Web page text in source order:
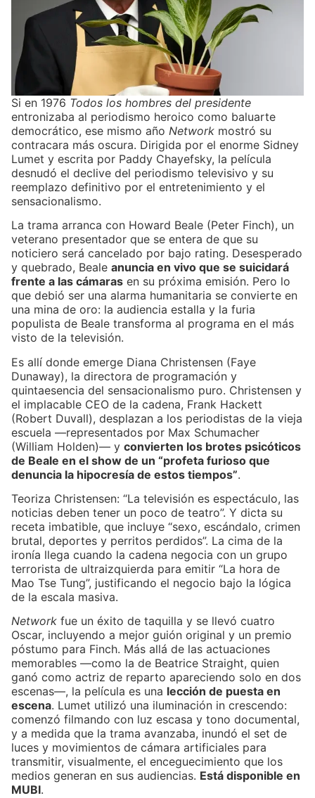
Si en 1976 Todos los hombres del presidente
entronizaba al periodismo heroico como baluarte
democrático, ese mismo año Network mostró su
contracara más oscura. Dirigida por el enorme Sidney
Lumet y escrita por Paddy Chayefsky, la película
desnudó el declive del periodismo televisivo y su
reemplazo definitivo por el entretenimiento y el
sensacionalismo.
La trama arranca con Howard Beale (Peter Finch), un
veterano presentador que se entera de que su
noticiero será cancelado por bajo rating. Desesperado
y quebrado, Beale anuncia en vivo que se suicidará
frente a las cámaras en su próxima emisión. Pero lo
que debió ser una alarma humanitaria se convierte en
una mina de oro: la audiencia estalla y la furia
populista de Beale transforma al programa en el más
visto de la televisión.
Es allí donde emerge Diana Christensen (Faye
Dunaway), la directora de programación y
quintaesencia del sensacionalismo puro. Christensen y
el implacable CEO de la cadena, Frank Hackett
(Robert Duvall), desplazan a los periodistas de la vieja
escuela —representados por Max Schumacher
(William Holden)— y convierten los brotes psicóticos
de Beale en el show de un “profeta furioso que
denuncia la hipocresía de estos tiempos”.
Teoriza Christensen: “La televisión es espectáculo, las
noticias deben tener un poco de teatro”. Y dicta su
receta imbatible, que incluye “sexo, escándalo, crimen
brutal, deportes y perritos perdidos”. La cima de la
ironía llega cuando la cadena negocia con un grupo
terrorista de ultraizquierda para emitir “La hora de
Mao Tse Tung”, justificando el negocio bajo la lógica
de la escala masiva.
Network fue un éxito de taquilla y se llevó cuatro
Oscar, incluyendo a mejor guión original y un premio
póstumo para Finch. Más allá de las actuaciones
memorables —como la de Beatrice Straight, quien
ganó como actriz de reparto apareciendo solo en dos
escenas—, la película es una lección de puesta en
escena. Lumet utilizó una iluminación in crescendo:
comenzó filmando con luz escasa y tono documental,
y a medida que la trama avanzaba, inundó el set de
luces y movimientos de cámara artificiales para
transmitir, visualmente, el enceguecimiento que los
medios generan en sus audiencias. Está disponible en
MUBI.